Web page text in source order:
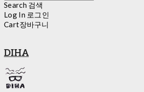
Search 검색
Log In 로그인
Cart장바구니
DIHA